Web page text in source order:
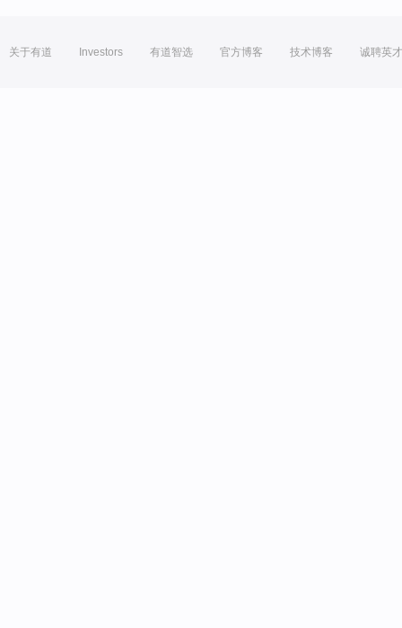
关于有道 Investors 有道智选 官方博客 技术博客 诚聘英才